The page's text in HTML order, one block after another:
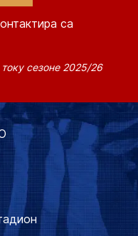
са
сезоне 2025/26